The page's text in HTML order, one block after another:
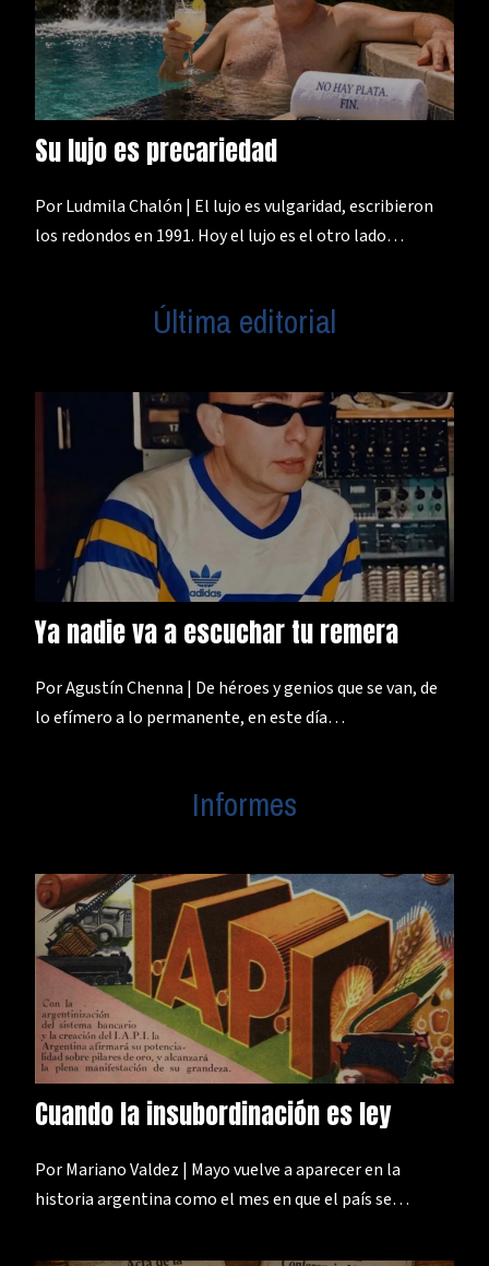
Su lujo es precariedad
Por Ludmila Chalón | El lujo es vulgaridad, escribieron
los redondos en 1991. Hoy el lujo es el otro lado…
Última editorial
Ya nadie va a escuchar tu remera
Por Agustín Chenna | De héroes y genios que se van, de
lo efímero a lo permanente, en este día…
Informes
Cuando la insubordinación es ley
Por Mariano Valdez | Mayo vuelve a aparecer en la
historia argentina como el mes en que el país se…